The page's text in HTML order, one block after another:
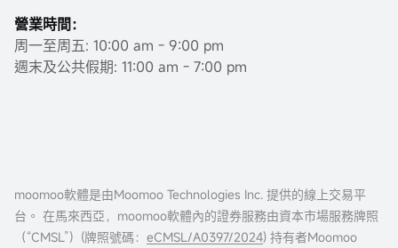
營業時間：
周一至周五: 10:00 am - 9:00 pm
週末及公共假期: 11:00 am - 7:00 pm
moomoo軟體是由Moomoo Technologies Inc. 提供的線上交易平
台。 在馬來西亞，moomoo軟體內的證券服務由資本市場服務牌照
（“CMSL”）(牌照號碼： eCMSL/A0397/2024) 持有者Moomoo